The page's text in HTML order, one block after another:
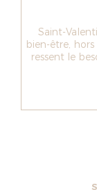
Saint-
bien-être,
ressent le